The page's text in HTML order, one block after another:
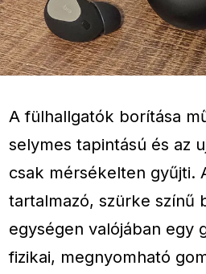
A fülhallgatók borítása
selymes tapintású és az
csak mérsékelten gyűjti.
tartalmazó, szürke színű
egységen valójában egy
fizikai, megnyomható